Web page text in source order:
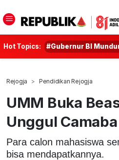
Hot Topics: #Gubernur BI
Rejogja Pendidikan Rejogja
UMM Buka
Unggul
Para calon mahasiswa
bisa mendapatkannya.